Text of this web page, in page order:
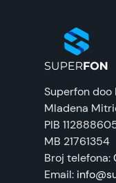
Superfon doo
Mladena
PIB
MB 21761354
Broj telefona:
Email: